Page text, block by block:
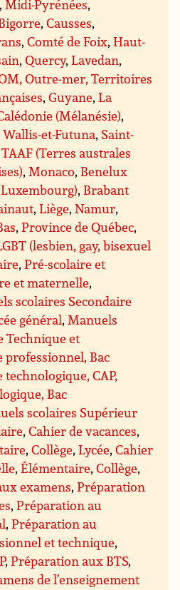
, Midi-Pyrénées,
,Causses,
,Comté de Foix,Haut-
,Quercy,Lavedan,
Outre-mer, Territoires
,Guyane,La
(Mélanésie),
et-Futuna, Saint-
TAAF (Terres australes
, Monaco, Benelux
Luxembourg), Brabant
,Liège,Namur,
,Province de Québec,
(lesbien, gay, bisexuel
,Pré-scolaire et
et maternelle,
scolaires Secondaire
général, Manuels
Technique et
professionnel, Bac
CAP,
Bac
scolaires Supérieur
,Cahier de vacances,
,Collège,Lycée,Cahier
,Élémentaire,Collège,
examens,Préparation
,Préparation au
,Préparation au
et technique,
,Préparation aux BTS,
de l’enseignement